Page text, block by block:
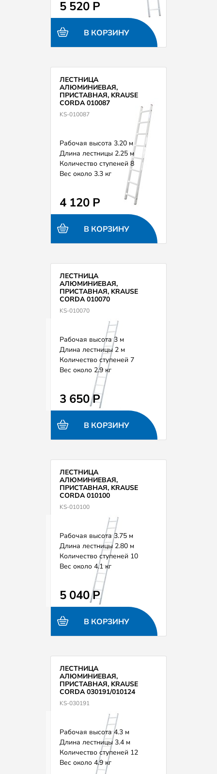
5 520 Р
В КОРЗИНУ
ЛЕСТНИЦА
АЛЮМИНИЕВАЯ,
ПРИСТАВНАЯ, KRAUSE
CORDA 010087
KS-010087
Рабочая высота 3.20 м
Длина лестницы 2.25 м
Количество ступеней 8
Вес около 3.3 кг
4 120 Р
В КОРЗИНУ
ЛЕСТНИЦА
АЛЮМИНИЕВАЯ,
ПРИСТАВНАЯ, KRAUSE
CORDA 010070
KS-010070
Рабочая высота 3 м
Длина лестницы 2 м
Количество ступеней 7
Вес около 2.9 кг
3 650 Р
В КОРЗИНУ
ЛЕСТНИЦА
АЛЮМИНИЕВАЯ,
ПРИСТАВНАЯ, KRAUSE
CORDA 010100
KS-010100
Рабочая высота 3.75 м
Длина лестницы 2.80 м
Количество ступеней 10
Вес около 4.1 кг
5 040 Р
В КОРЗИНУ
ЛЕСТНИЦА
АЛЮМИНИЕВАЯ,
ПРИСТАВНАЯ, KRAUSE
CORDA 030191/010124
KS-030191
Рабочая высота 4.3 м
Длина лестницы 3.4 м
Количество ступеней 12
Вес около 4.9 кг